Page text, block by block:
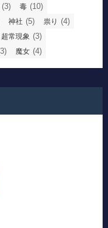
(3) 毒 (10)
神社 (5) 祟り (4)
超常現象 (3)
魔女 (4)